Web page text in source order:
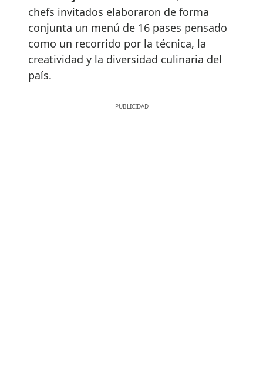
chefs invitados elaboraron de forma
conjunta un menú de 16 pases pensado
como un recorrido por la técnica, la
creatividad y la diversidad culinaria del
país.